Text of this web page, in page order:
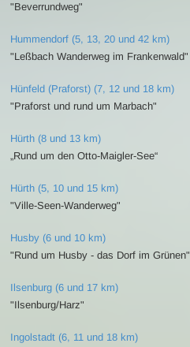
"Beverrundweg"
Hummendorf (5, 13, 20 und 42 km)
"Leßbach Wanderweg im Frankenwald"
Hünfeld (Praforst) (7, 12 und 18 km)
"Praforst und rund um Marbach"
Hürth (8 und 13 km)
„Rund um den Otto-Maigler-See“
Hürth (5, 10 und 15 km)
"Ville-Seen-Wanderweg"
Husby (6 und 10 km)
"Rund um Husby - das Dorf im Grünen"
Ilsenburg (6 und 17 km)
"Ilsenburg/Harz"
Ingolstadt (6, 11 und 18 km)